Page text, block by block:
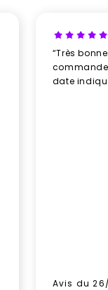
“Très
date
Avis du